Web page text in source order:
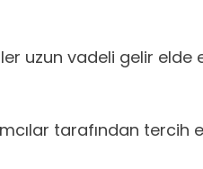
uzun vadeli gelir elde
tarafından tercih